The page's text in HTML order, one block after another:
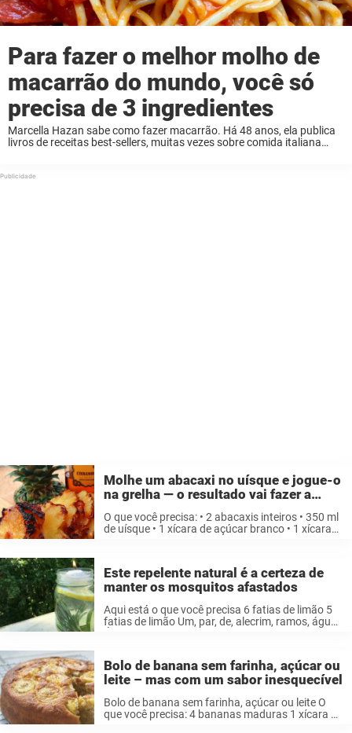
Para fazer o melhor molho de
macarrão do mundo, você só
precisa de 3 ingredientes
Marcella Hazan sabe como fazer macarrão. Há 48 anos, ela publica
livros de receitas best-sellers, muitas vezes sobre comida italiana
Molhe um abacaxi no uísque e jogue-o
na grelha — o resultado vai fazer a
O que você precisa: • 2 abacaxis inteiros • 350 ml
de uísque • 1 xícara de açúcar branco • 1 xícara
Este repelente natural é a certeza de
manter os mosquitos afastados
Aqui está o que você precisa 6 fatias de limão 5
fatias de limão Um, par, de, alecrim, ramos, água
Bolo de banana sem farinha, açúcar ou
leite – mas com um sabor inesquecível
Bolo de banana sem farinha, açúcar ou leite O
que você precisa: 4 bananas maduras 1 xícara de